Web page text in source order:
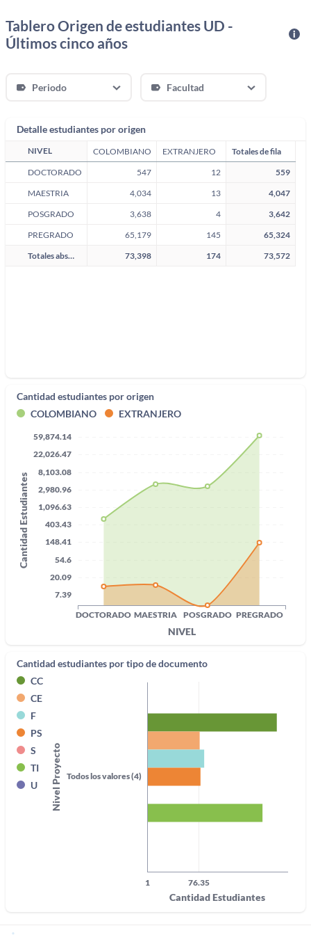
Tablero Origen de estudiantes UD -
Últimos cinco años
Periodo Facultad
Detalle estudiantes por origen
NIVEL COLOMBIANO EXTRANJERO
Totales de fila
DOCTORADO
MAESTRIA
POSGRADO
PREGRADO
Totales absolutos
547 12
559
4,034
13
4,047
3,638
4
3,642
65,179
145
65,324
73,398
174 73,572
Cantidad estudiantes por origen
COLOMBIANO
EXTRANJERO
DOCTORADO MAESTRIA POSGRADO PREGRADO
NIVEL
7.39
20.09
54.6
148.41
403.43
1,096.63
2,980.96
8,103.08
22,026.47
59,874.14
Cantidad Estudiantes
Cantidad estudiantes por tipo de documento
CC
CE
F
PS
S
TI
U
Todos los valores (4)
Nivel Proyecto
1 76.35
Cantidad Estudiantes